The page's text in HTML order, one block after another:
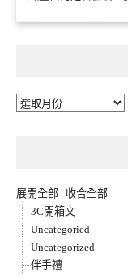
彙
展開全部 | 收合全部
3C開箱文
Uncategoried
Uncategorized
伴手禮